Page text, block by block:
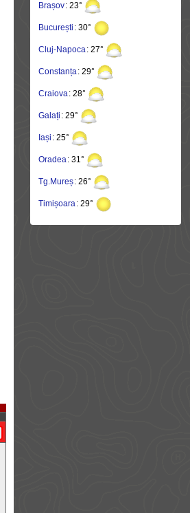
Brașov: 23°
București : 30°
Cluj-Napoca: 27°
Constanța: 29°
Craiova: 28°
Galați : 29°
Iași : 25°
Oradea: 31°
Tg.Mureș: 26°
Timișoara: 29°